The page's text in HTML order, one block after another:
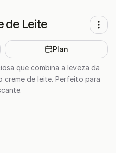
de Leite
Plan
que combina a leveza da
creme de leite. Perfeito para